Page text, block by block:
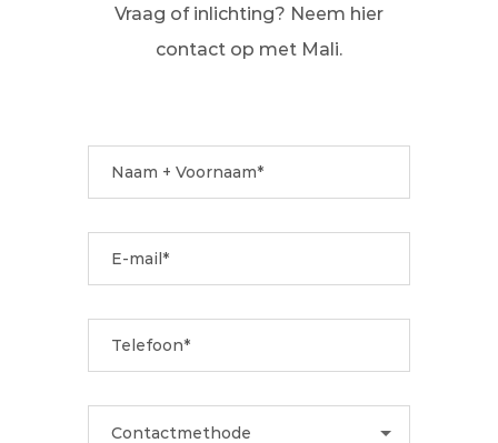
Vraag of inlichting? Neem hier
contact op met Mali.